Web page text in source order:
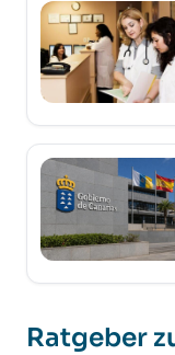
Ratgeber